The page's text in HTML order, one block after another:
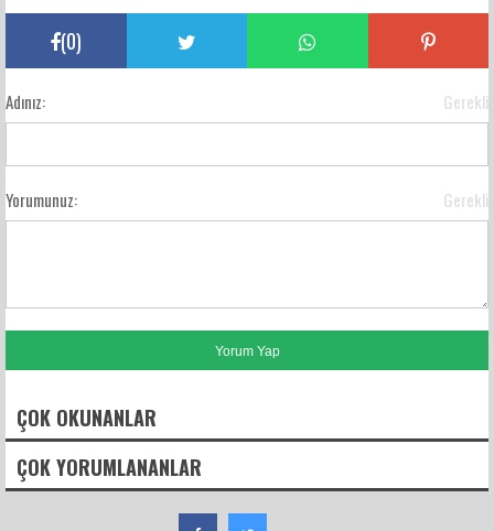
(0)
Adınız: Gerekli
Yorumunuz: Gerekli
ÇOK OKUNANLAR
ÇOK YORUMLANANLAR